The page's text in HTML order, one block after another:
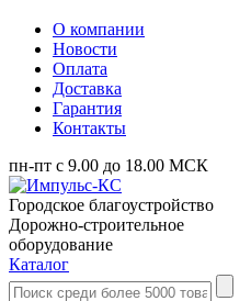
О компании
Новости
Оплата
Доставка
Гарантия
Контакты
пн-пт с 9.00 до 18.00 МСК
Городское благоустройство
Дорожно-строительное
оборудование
Каталог